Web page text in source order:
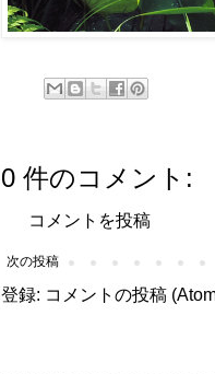
0 件のコメント:
コメントを投稿
次の投稿
登録: コメントの投稿